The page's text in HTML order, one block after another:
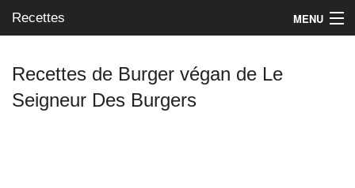
Recettes MENU
Mes blogs préférés
Recettes de Burger végan de Le
Seigneur Des Burgers